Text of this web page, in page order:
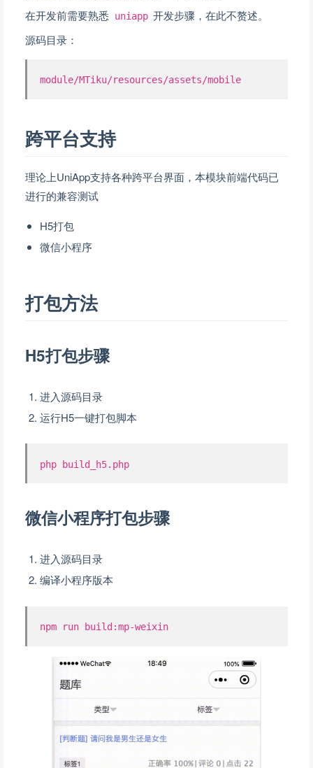
在开发前需要熟悉
uniapp 开发步骤，在此不赘述。
源码目录：
module/MTiku/resources/assets/mobile
跨平台支持
理论上UniApp支持各种跨平台界面，本模块前端代码已
进行的兼容测试
H5打包
微信小程序
打包方法
H5打包步骤
进入源码目录
运行H5一键打包脚本
php build_h5.php
微信小程序打包步骤
进入源码目录
编译小程序版本
npm run build:mp-weixin